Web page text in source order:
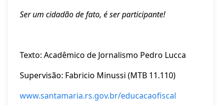
Ser um cidadão de fato, é ser participante!
Texto: Acadêmico de Jornalismo Pedro Lucca
Supervisão: Fabricio Minussi (MTB 11.110)
www.santamaria.rs.gov.br/educacaofiscal